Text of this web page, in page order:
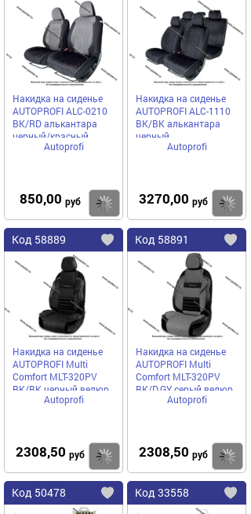
избранное
Накидка на сиденье
AUTOPROFI ALC-0210
BK/RD алькантара
черный/красный
нижняя часть
Autoprofi
850,00 руб Купить
Накидка на сиденье
AUTOPROFI ALC-1110
BK/BK алькантара
черный
Autoprofi
3270,00 руб
Код 58889
Добавить
избранное
Накидка на сиденье
AUTOPROFI Multi
Comfort MLT-320PV
BK/BK черный велюр
Autoprofi
2308,50 руб Купить
Код 58891
Накидка на сиденье
AUTOPROFI Multi
Comfort MLT-320PV
BK/D.GY серый велюр
Autoprofi
2308,50 руб
Код 50478
Добавить
Код 33558